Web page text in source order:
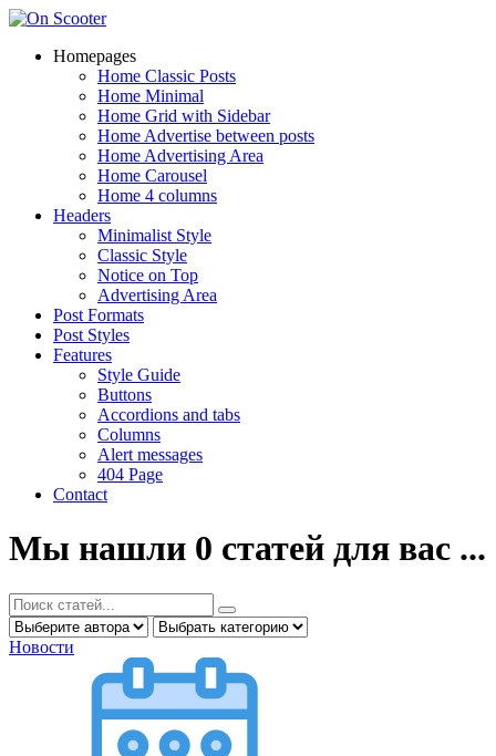
Homepages
Home Classic Posts
Home Minimal
Home Grid with Sidebar
Home Advertise between posts
Home Advertising Area
Home Carousel
Home 4 columns
Headers
Minimalist Style
Classic Style
Notice on Top
Advertising Area
Post Formats
Post Styles
Features
Style Guide
Buttons
Accordions and tabs
Columns
Alert messages
404 Page
Contact
Мы нашли 0 статей для вас ...
Новости